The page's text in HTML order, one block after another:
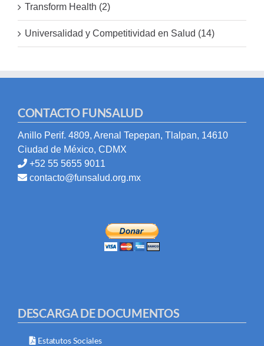
Transform Health (2)
Universalidad y Competitividad en Salud (14)
CONTACTO FUNSALUD
Anillo Perif. 4809, Arenal Tepepan, Tlalpan, 14610
Ciudad de México, CDMX
+52 55 5655 9011
contacto@funsalud.org.mx
DESCARGA DE DOCUMENTOS
Estatutos Sociales